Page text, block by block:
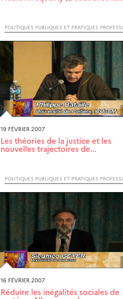
19 FÉVRIER 2007
Les théories de la justice et les
nouvelles trajectoires de...
16 FÉVRIER 2007
Réduire les inégalités sociales de